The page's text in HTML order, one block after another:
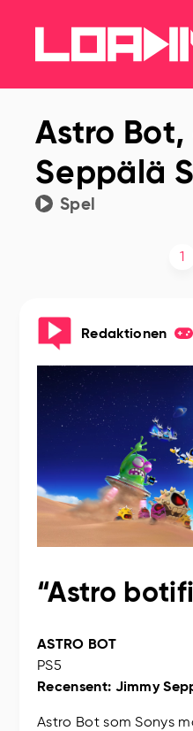
Astro
Seppälä
Spel
1
Redaktionen
“Astro
ASTRO BOT
PS5
Recensent: Jimmy
Astro Bot som Sonys